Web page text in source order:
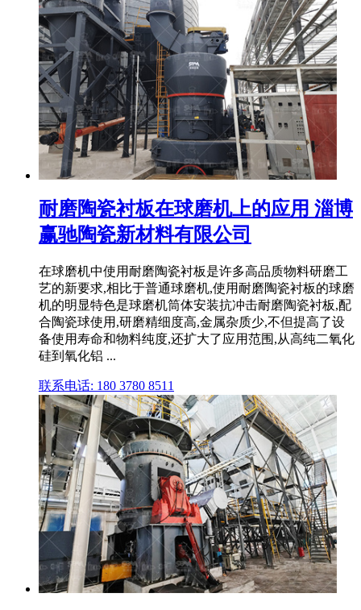
耐磨陶瓷衬板在球磨机上的应用 淄博
赢驰陶瓷新材料有限公司
在球磨机中使用耐磨陶瓷衬板是许多高品质物料研磨工
艺的新要求,相比于普通球磨机,使用耐磨陶瓷衬板的球磨
机的明显特色是球磨机筒体安装抗冲击耐磨陶瓷衬板,配
合陶瓷球使用,研磨精细度高,金属杂质少,不但提高了设
备使用寿命和物料纯度,还扩大了应用范围,从高纯二氧化
硅到氧化铝 ...
联系电话: 180 3780 8511